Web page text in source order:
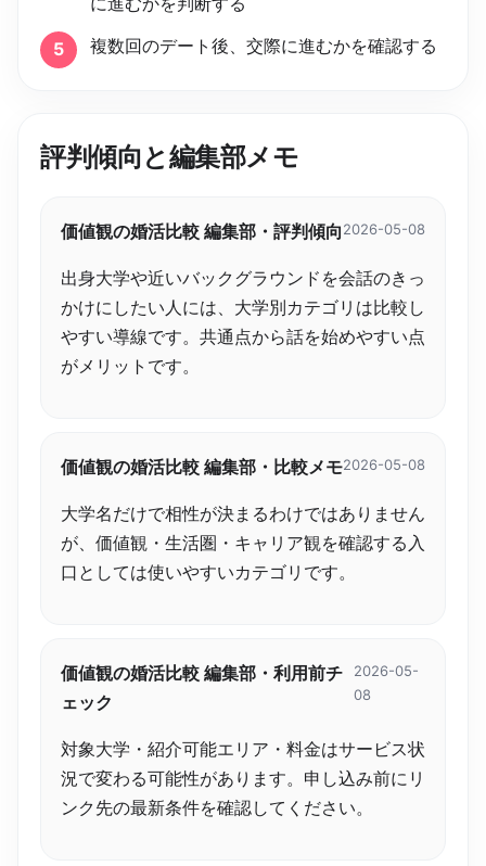
5 複数回のデート後、交際に進むかを確認する
評判傾向と編集部メモ
価値観の婚活比較 編集部・評判傾向2026-05-08
出身大学や近いバックグラウンドを会話のきっ
かけにしたい人には、大学別カテゴリは比較し
やすい導線です。共通点から話を始めやすい点
がメリットです。
価値観の婚活比較 編集部・比較メモ2026-05-08
大学名だけで相性が決まるわけではありません
が、価値観・生活圏・キャリア観を確認する入
口としては使いやすいカテゴリです。
価値観の婚活比較 編集部・利用前チ
ェック
2026-05-
08
対象大学・紹介可能エリア・料金はサービス状
況で変わる可能性があります。申し込み前にリ
ンク先の最新条件を確認してください。